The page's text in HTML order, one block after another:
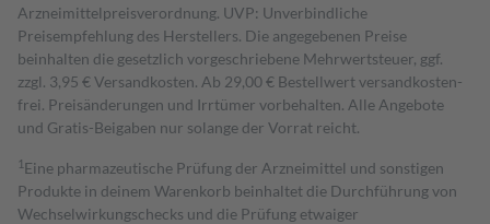
Arzneimittelpreisverordnung. UVP: Unverbindliche
Preisempfehlung des Herstellers. Die angegebenen Preise
beinhalten die gesetzlich vorgeschriebene Mehrwertsteuer, ggf.
zzgl. 3,95 € Versandkosten. Ab 29,00 € Bestell­wert versand­kosten­
frei. Preisänderungen und Irrtümer vorbehalten. Alle Angebote
und Gratis-Beigaben nur solange der Vorrat reicht.
1 Eine pharmazeutische Prüfung der Arzneimittel und sonstigen
Produkte in deinem Warenkorb beinhaltet die Durchführung von
Wechselwirkungschecks und die Prüfung etwaiger